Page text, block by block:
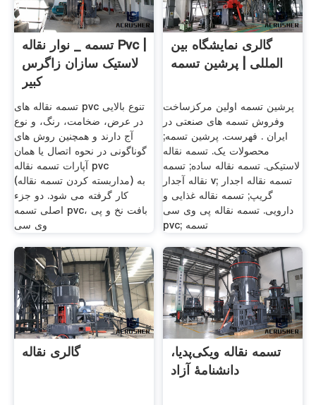
تسمه _ نوار نقاله Pvc |
لاستیک سازان زاگرس
کبیر
تسمه نقاله های pvc تنوع بالایی
در عرض، ضخامت، رنگ، و نوع
آج دارند و همچنین روش های
گوناگونی در نحوه اتصال یا همان
آپارات تسمه نقاله pvc
(مداربسته کردن تسمه نقاله) به
کار گرفته می شود. دو جزء
اصلی تسمه pvc، بافت نخ و پی
وی سی
گالری نمایشگاه بین
المللی | پرشین تسمه
پرشین تسمه اولین مرکزساخت
وفروش تسمه های صنعتی در
ایران . فهرست. پرشین تسمه;
محصولات یک. تسمه نقاله
لاستیکی. تسمه نقاله ساده; تسمه
نقاله آجدار v; تسمه نقاله اجدار
گریپ; تسمه نقاله غذایی و
دارویی. تسمه نقاله پی وی سی
pvc; تسمه
گالری نقاله
تسمه نقاله ویکی‌پدیا،
دانشنامهٔ آزاد